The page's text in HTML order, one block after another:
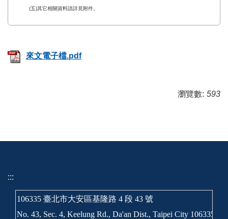
(五)其它相關資料請詳見附件。
來文電子檔.pdf
瀏覽數: 593
:::
106335 臺北市大安區基隆路 4 段 43 號
No. 43, Sec. 4, Keelung Rd., Da'an Dist., Taipei City 106335,